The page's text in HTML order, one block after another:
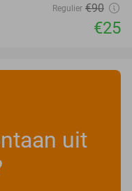
Regulier €90
€25
uit